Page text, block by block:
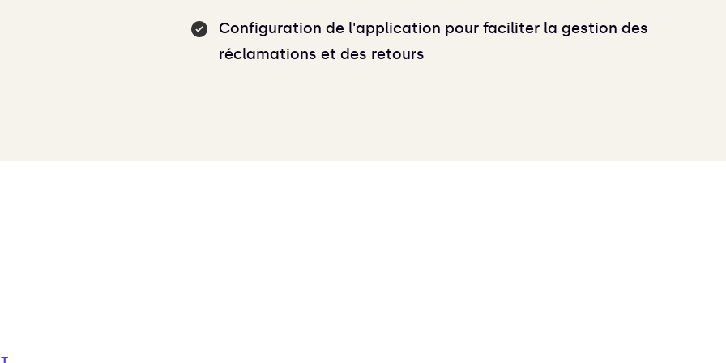
Configuration de l'application pour faciliter la gestion des
réclamations et des retours